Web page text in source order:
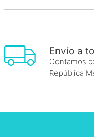
Envío a
Contamos
República